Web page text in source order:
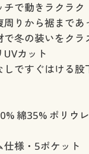
で動きラクラク
りから裾まであ
冬の装いをクラ
カット
ですぐはける股
綿35% ポリウ
様・5ポケット